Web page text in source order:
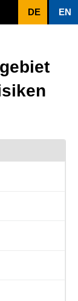
DE EN